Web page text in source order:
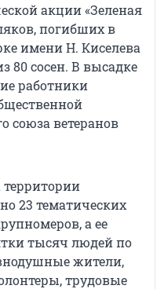
акции «Зеленая
погибших в
имени Н. Киселева
80 сосен. В высадке
работники
союза ветеранов
территории
23 тематических
а ее
тысяч людей по
жители,
трудовые